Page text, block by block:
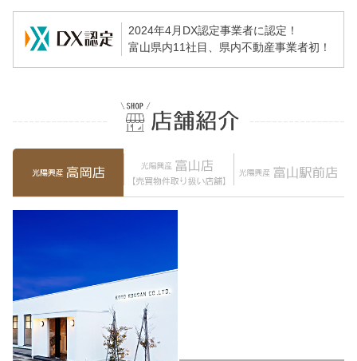
2024年4月DX認定事業者に認定！
富山県内11社目、県内不動産事業者初！